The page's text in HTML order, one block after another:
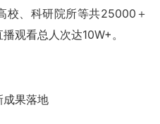
校、科研院所等共25000＋
观看总人次达10W+。
成果落地